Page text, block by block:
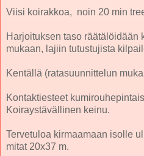
Viisi koirakkoa, noin 20 min
Harjoituksen taso räätälöidään
mukaan, lajiin tutustujista
Kentällä (ratasuunnittelun
Kontaktiesteet
Koiraystävällinen keinu.
Tervetuloa kirmaamaan isolle
mitat 20x37 m.